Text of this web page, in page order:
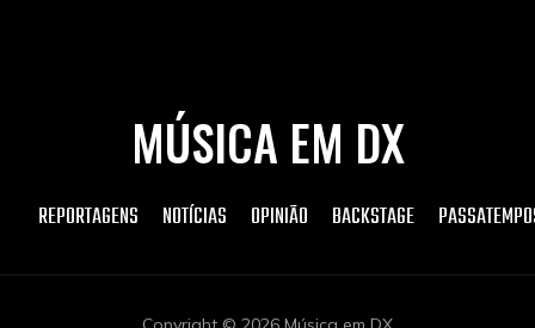
MÚSICA EM DX
REPORTAGENS NOTÍCIAS OPINIÃO BACKSTAGE